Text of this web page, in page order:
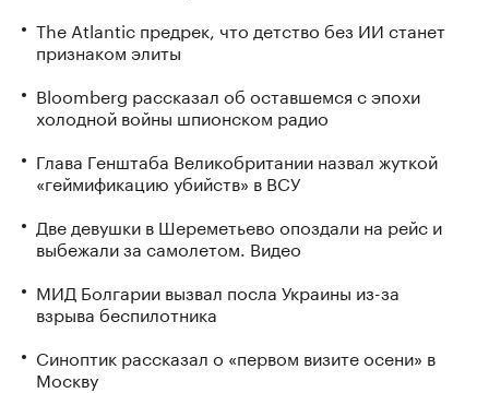
The Atlantic предрек, что детство без ИИ станет
признаком элиты
Bloomberg рассказал об оставшемся с эпохи
холодной войны шпионском радио
Глава Генштаба Великобритании назвал жуткой
«геймификацию убийств» в ВСУ
Две девушки в Шереметьево опоздали на рейс и
выбежали за самолетом. Видео
МИД Болгарии вызвал посла Украины из-за
взрыва беспилотника
Синоптик рассказал о «первом визите осени» в
Москву